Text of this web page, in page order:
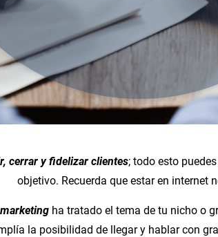
cerrar y fidelizar clientes; todo esto
objetivo. Recuerda que estar en internet
marketingha tratado el tema de tu nicho o
la posibilidad de llegar y hablar con